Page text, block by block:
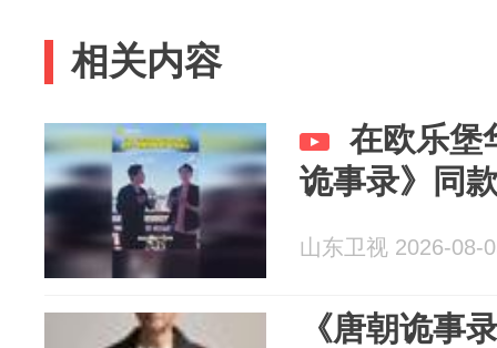
相关内容
在欧乐堡
诡事录》同
山东卫视 2026-08-
《唐朝诡事